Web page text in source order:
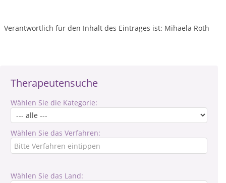
Therapeutensuche
Wählen Sie die Kategorie:
Wählen Sie das Verfahren:
Wählen Sie das Land:
Verantwortlich für den Inhalt des Eintrages ist: Mihaela Roth